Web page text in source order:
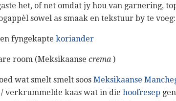
het, of net omdat jy hou van garnering,
sowel as smaak en tekstuur by te voeg:
fyngekapte koriander
room (Meksikaanse crema )
wat smelt smelt soos Meksikaanse
verkrummelde kaas wat in die hoofresep